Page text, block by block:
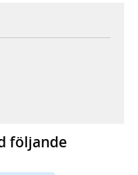
extern webbplats,
webbplats,
följande